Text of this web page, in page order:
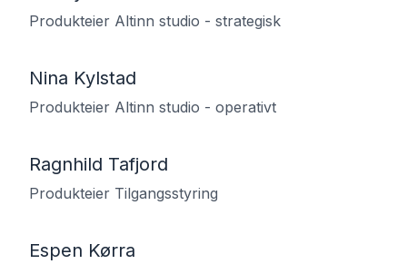
Produkteier Altinn studio - strategisk
Nina Kylstad
Produkteier Altinn studio - operativt
Ragnhild Tafjord
Produkteier Tilgangsstyring
Espen Kørra